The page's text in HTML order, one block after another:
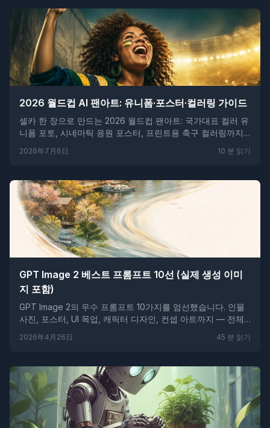
2026 월드컵 AI 팬아트: 유니폼·포스터·컬러링 가이드
셀카 한 장으로 만드는 2026 월드컵 팬아트: 국가대표 컬러 유
니폼 포토, 시네마틱 응원 포스터, 프린트용 축구 컬러링까지
2026年7月6日 10 분 읽기
GPT Image 2 베스트 프롬프트 10선 (실제 생성 이미
지 포함)
GPT Image 2의 우수 프롬프트 10가지를 엄선했습니다. 인물
사진, 포스터, UI 목업, 캐릭터 디자인, 컨셉 아트까지 — 전체
2026年4月26日 45 분 읽기